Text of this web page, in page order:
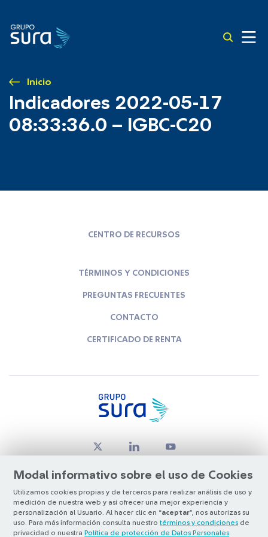
Inicio
Indicadores 2022-05-17
08:33:36.0 – IGBC-C20
Modal informativo sobre el uso de Cookies
Utilizamos cookies propias y de terceros para realizar análisis de uso y
medición de nuestra web y así ofrecer una mejor experiencia y
personalización al Usuario. Al hacer clic en “aceptar”, nos autorizas su
uso. Para más información consulta nuestro términos y condiciones de
privacidad o nuestra Política de protección de Datos Personales
CENTRO DE RECURSOS
TÉRMINOS Y CONDICIONES
PREGUNTAS FRECUENTES
CONTACTO
CERTIFICADO DE RENTA
© Copyright Grupo SURA 2026